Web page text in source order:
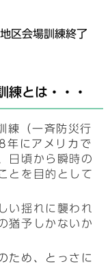
区会場訓練終了
練とは・・・
練（一斉防災行
にアメリカで
日頃から瞬時の
とを目的として
い揺れに襲われ
猶予しかないか
ため、とっさに